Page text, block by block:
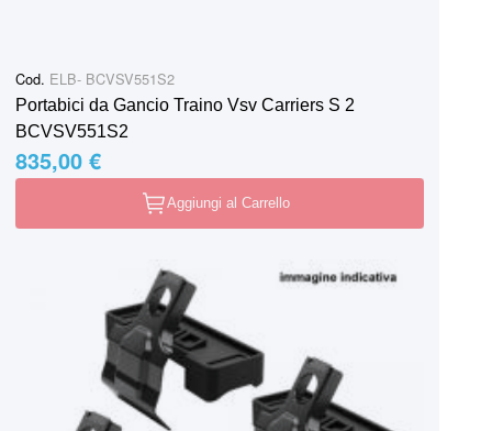
Cod. ELB- BCVSV551S2
Portabici da Gancio Traino Vsv Carriers S 2
BCVSV551S2
835,00 €
Aggiungi al Carrello